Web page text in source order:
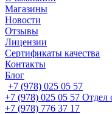
Магазины
Новости
Отзывы
Лицензии
Сертификаты качества
Контакты
Блог
+7 (978) 025 05 57
+7 (978) 025 05 57 Отдел
+7 (978) 776 37 17